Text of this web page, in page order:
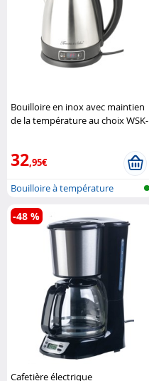
Bouilloire en inox avec maintien
de la température au choix WSK-
32,95€
Bouilloire à température
réglable
Cafetière électrique
-48 %